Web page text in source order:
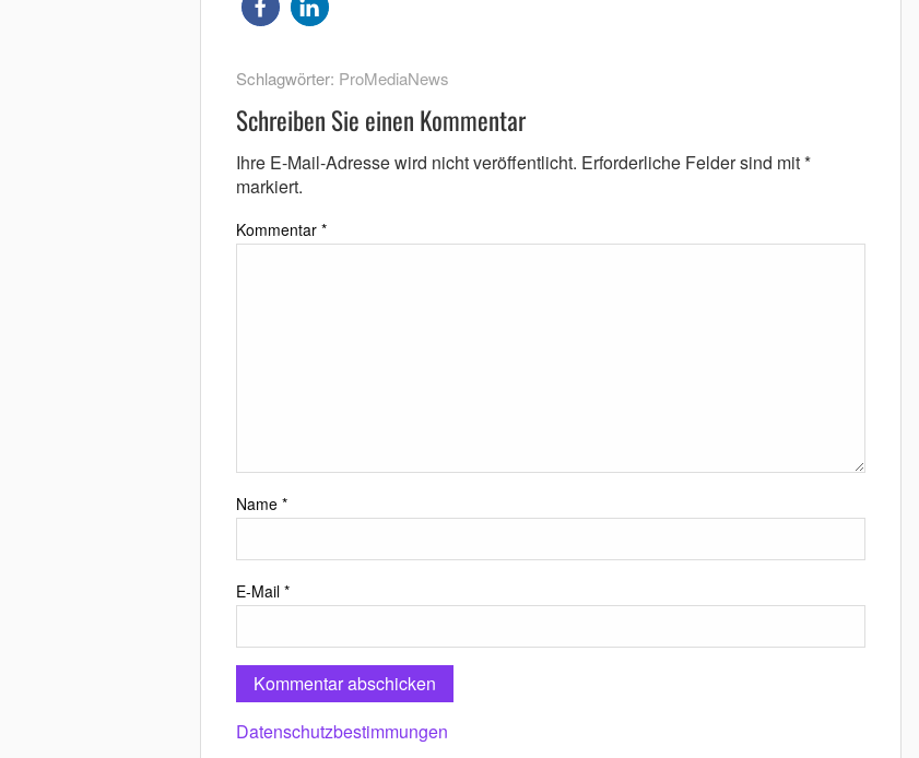
Schlagwörter: ProMediaNews
Schreiben Sie einen Kommentar
Ihre E-Mail-Adresse wird nicht veröffentlicht. Erforderliche Felder sind mit*
markiert.
Kommentar *
Name *
E-Mail *
Datenschutzbestimmungen